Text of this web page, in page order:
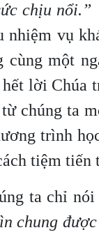
chịu nổi.”
nhiệm vụ
cùng một
lời Chúa
chúng ta
trình
tiệm tiến
ta chỉ
chung